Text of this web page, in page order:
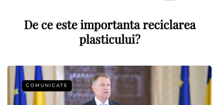
De ce este importanta reciclarea
plasticului?
COMUNICATE